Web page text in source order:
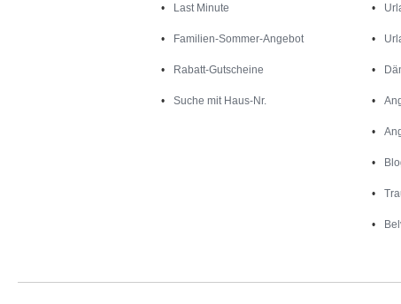
Last Minute
Familien-Sommer-Angebot
Rabatt-Gutscheine
Suche mit Haus-Nr.